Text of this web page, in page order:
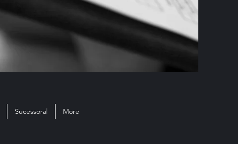
Sucessoral More